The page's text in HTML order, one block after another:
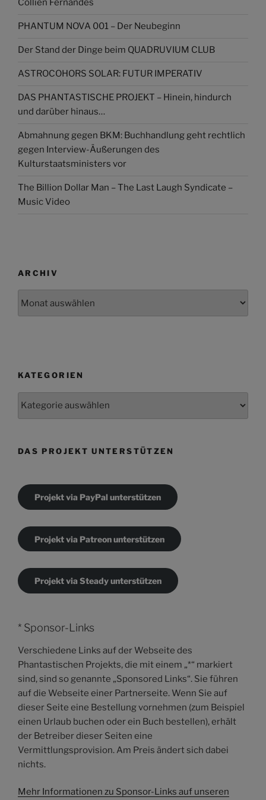
Collien Fernandes
PHANTUM NOVA 001 – Der Neubeginn
Der Stand der Dinge beim QUADRUVIUM CLUB
ASTROCOHORS SOLAR: FUTUR IMPERATIV
DAS PHANTASTISCHE PROJEKT – Hinein, hindurch
und darüber hinaus…
Abmahnung gegen BKM: Buchhandlung geht rechtlich
gegen Interview-Äußerungen des
Kulturstaatsministers vor
The Billion Dollar Man – The Last Laugh Syndicate –
Music Video
ARCHIV
KATEGORIEN
DAS PROJEKT UNTERSTÜTZEN
Projekt via PayPal unterstützen
Projekt via Patreon unterstützen
Projekt via Steady unterstützen
* Sponsor-Links
Verschiedene Links auf der Webseite des
Phantastischen Projekts, die mit einem „*“ markiert
sind, sind so genannte „Sponsored Links“. Sie führen
auf die Webseite einer Partnerseite. Wenn Sie auf
dieser Seite eine Bestellung vornehmen (zum Beispiel
einen Urlaub buchen oder ein Buch bestellen), erhält
der Betreiber dieser Seiten eine
Vermittlungsprovision. Am Preis ändert sich dabei
nichts.
Mehr Informationen zu Sponsor-Links auf unseren